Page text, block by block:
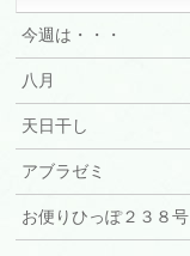
今週は・・・
八月
天日干し
アブラゼミ
お便りひっぽ２３８号